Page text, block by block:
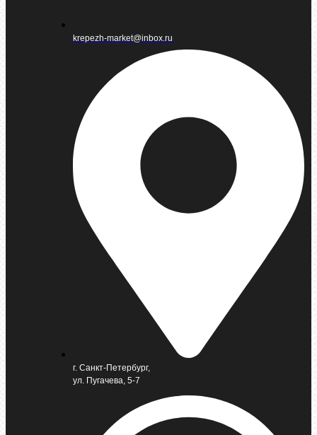
krepezh-market@inbox.ru
г. Санкт-Петербург,
ул. Пугачева, 5-7